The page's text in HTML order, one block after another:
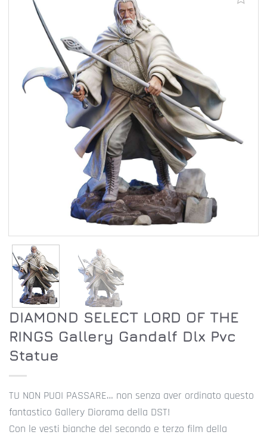
Aggiungi alla lista dei desideri
DIAMOND SELECT LORD OF THE
RINGS Gallery Gandalf Dlx Pvc
Statue
TU NON PUOI PASSARE… non senza aver ordinato questo
fantastico Gallery Diorama della DST!
Con le vesti bianche del secondo e terzo film della